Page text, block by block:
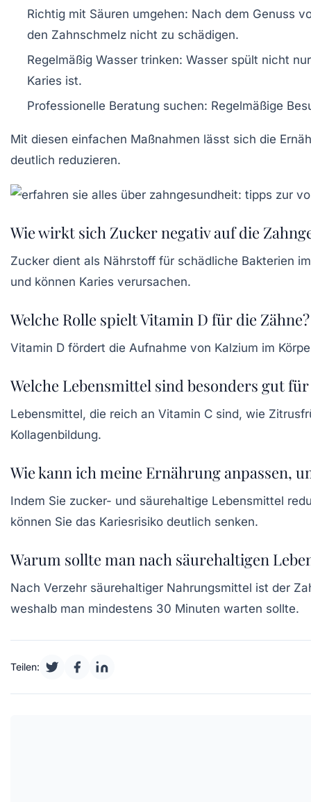
Richtig mit Säuren umgehen: Nach dem Genuss
den Zahnschmelz nicht zu schädigen.
Regelmäßig Wasser trinken: Wasser spült nicht
Karies ist.
Professionelle Beratung suchen: Regelmäßige
Mit diesen einfachen Maßnahmen lässt sich die
deutlich reduzieren.
Wie wirkt sich Zucker negativ auf die
Zucker dient als Nährstoff für schädliche Bakterien
und können Karies verursachen.
Welche Rolle spielt Vitamin D für die Zähne?
Vitamin D fördert die Aufnahme von Kalzium im
Welche Lebensmittel sind besonders gut
Lebensmittel, die reich an Vitamin C sind, wie
Kollagenbildung.
Wie kann ich meine Ernährung anpassen,
Indem Sie zucker- und säurehaltige Lebensmittel
können Sie das Kariesrisiko deutlich senken.
Warum sollte man nach säurehaltigen
Nach Verzehr säurehaltiger Nahrungsmittel ist der
weshalb man mindestens 30 Minuten warten sollte.
Teilen: